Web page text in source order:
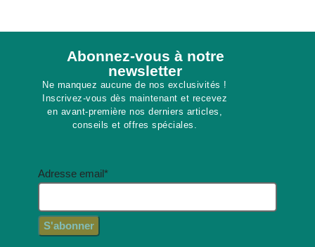
Abonnez-vous à notre
newsletter​
Ne manquez aucune de nos exclusivités !
Inscrivez-vous dès maintenant et recevez
en avant-première nos derniers articles,
conseils et offres spéciales.
Adresse email*